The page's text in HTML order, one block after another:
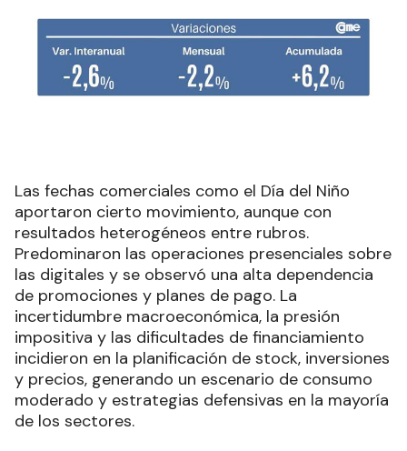
Las fechas comerciales como el Día del Niño
aportaron cierto movimiento, aunque con
resultados heterogéneos entre rubros.
Predominaron las operaciones presenciales sobre
las digitales y se observó una alta dependencia
de promociones y planes de pago. La
incertidumbre macroeconómica, la presión
impositiva y las dificultades de financiamiento
incidieron en la planificación de stock, inversiones
y precios, generando un escenario de consumo
moderado y estrategias defensivas en la mayoría
de los sectores.